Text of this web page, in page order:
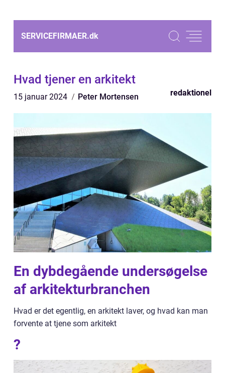
SERVICEFIRMAER.dk
Hvad tjener en arkitekt
15 januar 2024 Peter Mortensen redaktionel
En dybdegående undersøgelse
af arkitekturbranchen
Hvad er det egentlig, en arkitekt laver, og hvad kan man
forvente at tjene som arkitekt
?